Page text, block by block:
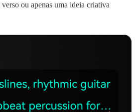
ou apenas uma ideia criativa